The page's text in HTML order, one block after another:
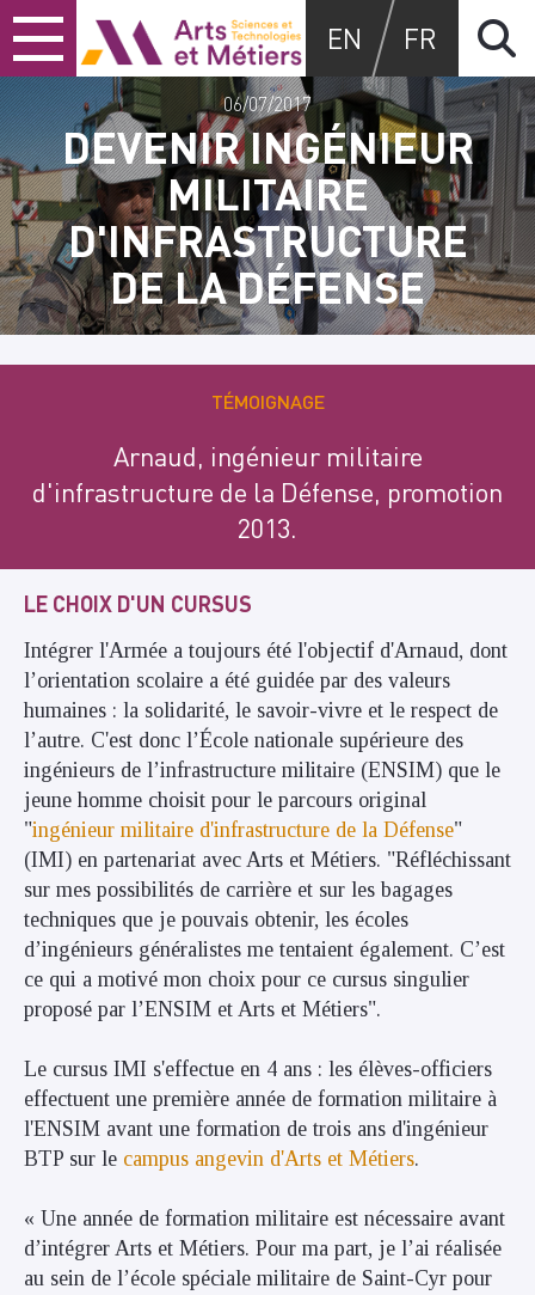
Skip
to
content
Skip
to
main
menu
Skip
to
search
Arts et métiers
EN FR
DEVENIR INGÉNIEUR
MILITAIRE
D'INFRASTRUCTURE
DE LA DÉFENSE
06/07/2017
TÉMOIGNAGE
Arnaud, ingénieur militaire
d'infrastructure de la Défense, promotion
2013.
LE CHOIX D'UN CURSUS
Intégrer l'Armée a toujours été l'objectif d'Arnaud, dont
l’orientation scolaire a été guidée par des valeurs
humaines : la solidarité, le savoir-vivre et le respect de
l’autre. C'est donc l’École nationale supérieure des
ingénieurs de l’infrastructure militaire (ENSIM) que le
jeune homme choisit pour le parcours original
"ingénieur militaire d'infrastructure de la Défense"
(IMI) en partenariat avec Arts et Métiers. "Réfléchissant
sur mes possibilités de carrière et sur les bagages
techniques que je pouvais obtenir, les écoles
d’ingénieurs généralistes me tentaient également. C’est
ce qui a motivé mon choix pour ce cursus singulier
proposé par l’ENSIM et Arts et Métiers".
Le cursus IMI s'effectue en 4 ans : les élèves-officiers
effectuent une première année de formation militaire à
l'ENSIM avant une formation de trois ans d'ingénieur
BTP sur le campus angevin d'Arts et Métiers.
« Une année de formation militaire est nécessaire avant
d’intégrer Arts et Métiers. Pour ma part, je l’ai réalisée
au sein de l’école spéciale militaire de Saint-Cyr pour